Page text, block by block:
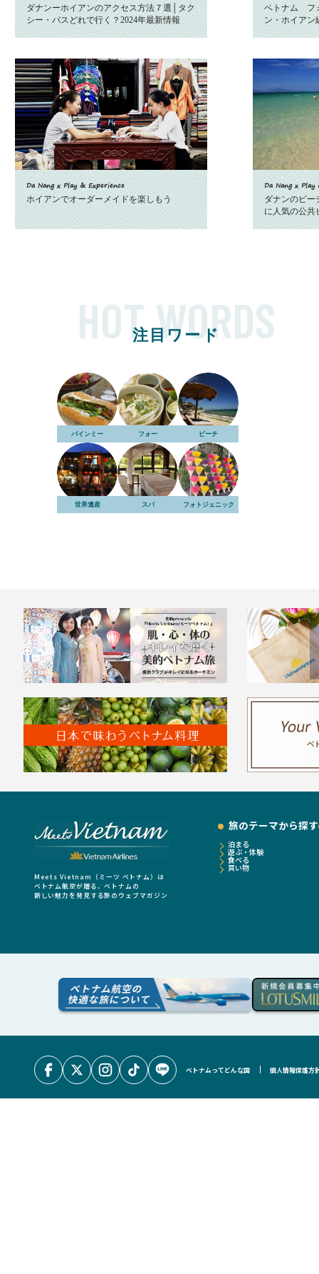
ダナンーホイアンのアクセス方法７選│タク
シー・バスどれで行く？2024年最新情報
ベトナム フ
ン・ホイアン
Da Nang x Play & Experience
ホイアンでオーダーメイドを楽しもう
Da Nang x Play
ダナンのビー
に人気の公共
HOT WORDS
注目ワード
バインミー フォー ビーチ
世界遺産 スパ フォトジェニック
Meets Vietnam（ミーツ ベトナム）は
ベトナム航空が贈る、ベトナムの
新しい魅力を発見する旅のウェブマガジン
旅のテーマから探す
泊まる
遊ぶ・体験
食べる
買い物
ベトナムってどんな国 個人情報保護方